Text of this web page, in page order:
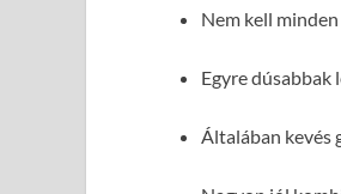
Nem kell
Egyre dúsabbak
Általában kevés